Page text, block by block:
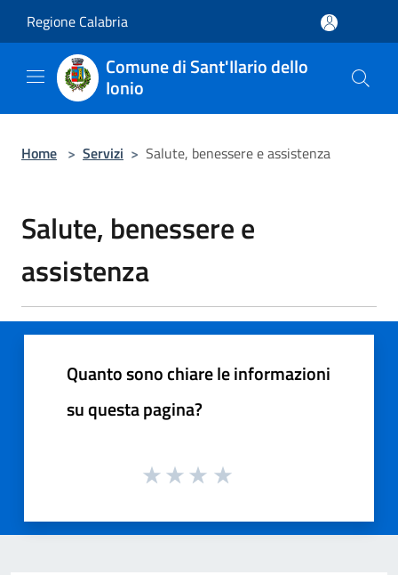
Regione Calabria
Comune di Sant'Ilario dello
Ionio
Home > Servizi > Salute, benessere e assistenza
Salute, benessere e
assistenza
Quanto sono chiare le informazioni
su questa pagina?